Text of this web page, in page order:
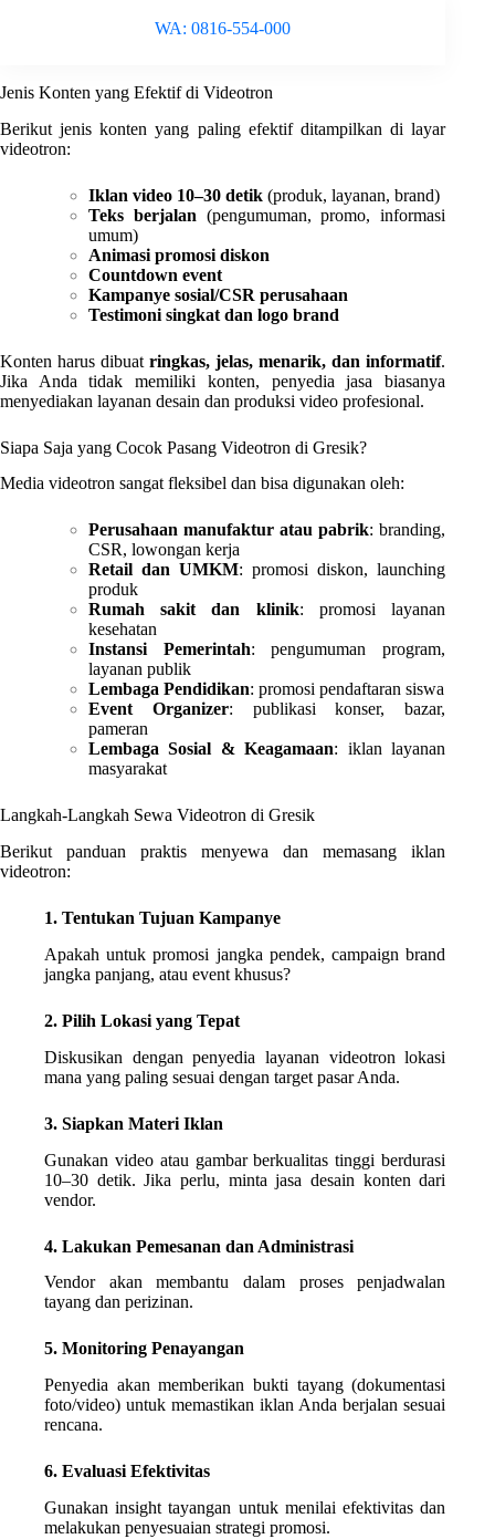
WA: 0816-554-000
Jenis Konten yang Efektif di Videotron
Berikut jenis konten yang paling efektif ditampilkan di layar
videotron:
Iklan video 10–30 detik (produk, layanan, brand)
Teks berjalan (pengumuman, promo, informasi
umum)
Animasi promosi diskon
Countdown event
Kampanye sosial/CSR perusahaan
Testimoni singkat dan logo brand
Konten harus dibuatringkas, jelas, menarik, dan informatif.
Jika Anda tidak memiliki konten, penyedia jasa biasanya
menyediakan layanan desain dan produksi video profesional.
Siapa Saja yang Cocok Pasang Videotron di Gresik?
Media videotron sangat fleksibel dan bisa digunakan oleh:
Perusahaan manufaktur atau pabrik: branding,
CSR, lowongan kerja
Retail dan UMKM: promosi diskon, launching
produk
Rumah sakit dan klinik: promosi layanan
kesehatan
Instansi Pemerintah: pengumuman program,
layanan publik
Lembaga Pendidikan: promosi pendaftaran siswa
Event Organizer: publikasi konser, bazar,
pameran
Lembaga Sosial & Keagamaan: iklan layanan
masyarakat
Langkah-Langkah Sewa Videotron di Gresik
Berikut panduan praktis menyewa dan memasang iklan
videotron:
1. Tentukan Tujuan Kampanye
Apakah untuk promosi jangka pendek, campaign brand
jangka panjang, atau event khusus?
2. Pilih Lokasi yang Tepat
Diskusikan dengan penyedia layanan videotron lokasi
mana yang paling sesuai dengan target pasar Anda.
3. Siapkan Materi Iklan
Gunakan video atau gambar berkualitas tinggi berdurasi
10–30 detik. Jika perlu, minta jasa desain konten dari
vendor.
4. Lakukan Pemesanan dan Administrasi
Vendor akan membantu dalam proses penjadwalan
tayang dan perizinan.
5. Monitoring Penayangan
Penyedia akan memberikan bukti tayang (dokumentasi
foto/video) untuk memastikan iklan Anda berjalan sesuai
rencana.
6. Evaluasi Efektivitas
Gunakan insight tayangan untuk menilai efektivitas dan
melakukan penyesuaian strategi promosi.